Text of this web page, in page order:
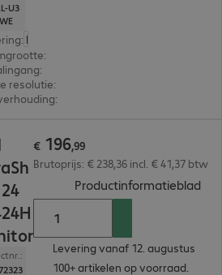
U3
: Europa
:
:
resolutie:
:
€ 196,99
Brutoprijs: € 238,36 incl. € 41,37 btw
Productinformatieblad
Levering vanaf 12. augustus
100+ artikelen op voorraad.